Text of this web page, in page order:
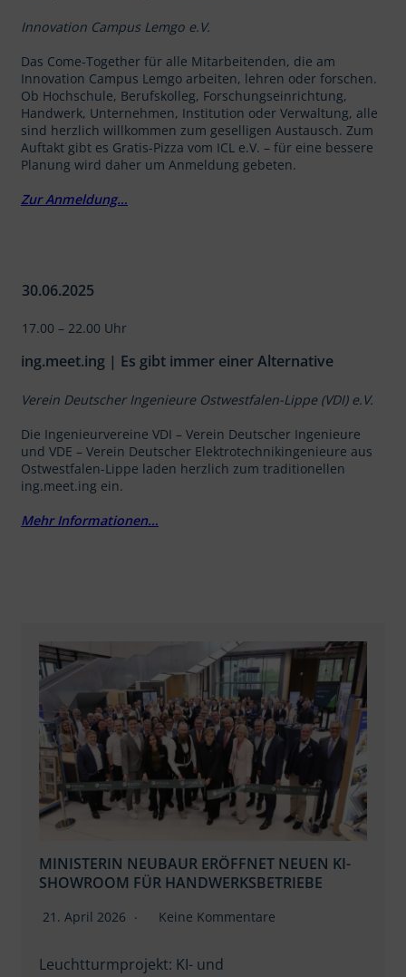
Innovation Campus Lemgo e.V.
Das Come-Together für alle Mitarbeitenden, die am
Innovation Campus Lemgo arbeiten, lehren oder forschen.
Ob Hochschule, Berufskolleg, Forschungseinrichtung,
Handwerk, Unternehmen, Institution oder Verwaltung, alle
sind herzlich willkommen zum geselligen Austausch. Zum
Auftakt gibt es Gratis-Pizza vom ICL e.V. – für eine bessere
Planung wird daher um Anmeldung gebeten.
Zur Anmeldung…
30.06.2025
17.00 – 22.00 Uhr
ing.meet.ing | Es gibt immer einer Alternative
Verein Deutscher Ingenieure Ostwestfalen-Lippe (VDI) e.V.
Die Ingenieurvereine VDI – Verein Deutscher Ingenieure
und VDE – Verein Deutscher Elektrotechnikingenieure aus
Ostwestfalen-Lippe laden herzlich zum traditionellen
ing.meet.ing ein.
Mehr Informationen…
MINISTERIN NEUBAUR ERÖFFNET NEUEN KI-
SHOWROOM FÜR HANDWERKSBETRIEBE
21. April 2026 Keine Kommentare
Leuchtturmprojekt: KI- und